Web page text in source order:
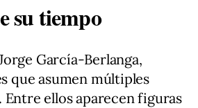
su tiempo
García-Berlanga,
que asumen múltiples
ellos aparecen figuras